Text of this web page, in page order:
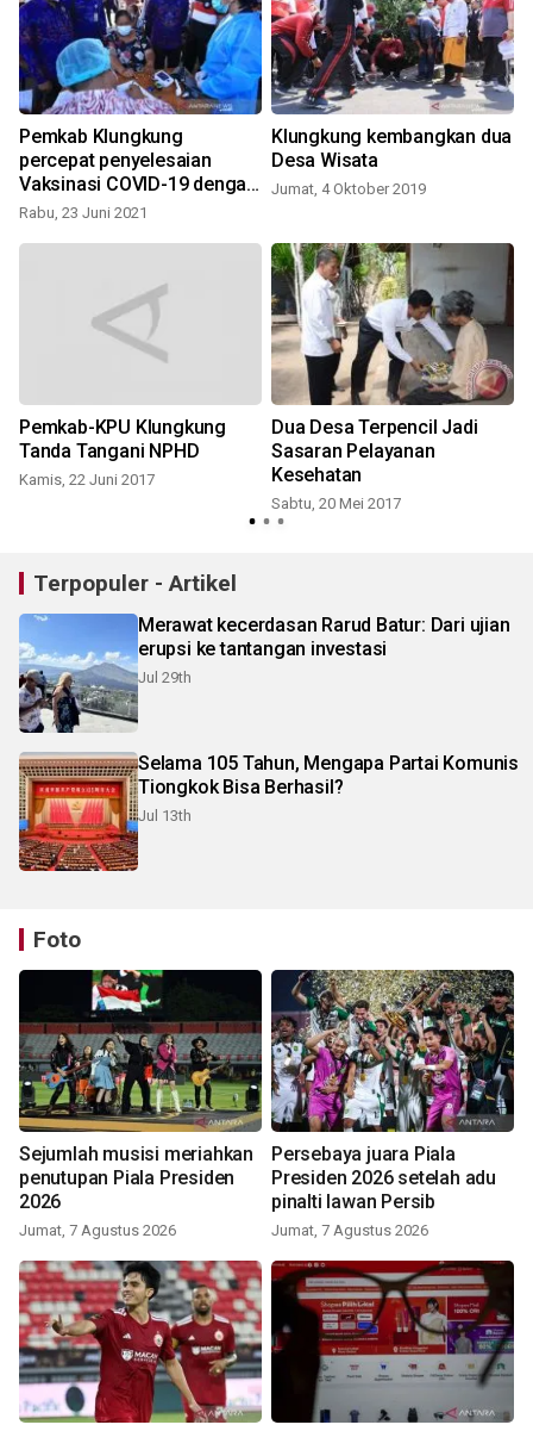
Pemkab Klungkung
percepat penyelesaian
Vaksinasi COVID-19 dengan
pelayanan sore
Rabu, 23 Juni 2021
Klungkung kembangkan dua
Desa Wisata
Jumat, 4 Oktober 2019
Pemkab-KPU Klungkung
Tanda Tangani NPHD
Kamis, 22 Juni 2017
Dua Desa Terpencil Jadi
Sasaran Pelayanan
Kesehatan
Sabtu, 20 Mei 2017
Terpopuler - Artikel
Merawat kecerdasan Rarud Batur: Dari ujian
erupsi ke tantangan investasi
Jul 29th
Selama 105 Tahun, Mengapa Partai Komunis
Tiongkok Bisa Berhasil?
Jul 13th
Foto
Sejumlah musisi meriahkan
penutupan Piala Presiden
2026
Jumat, 7 Agustus 2026
Persebaya juara Piala
Presiden 2026 setelah adu
pinalti lawan Persib
Jumat, 7 Agustus 2026